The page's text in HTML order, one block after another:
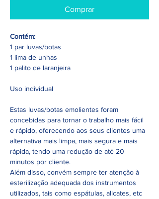
Comprar
Contém:
1 par luvas/botas
1 lima de unhas
1 palito de laranjeira
Uso individual
Estas luvas/botas emolientes foram
concebidas para tornar o trabalho mais fácil
e rápido, oferecendo aos seus clientes uma
alternativa mais limpa, mais segura e mais
rápida, tendo uma redução de até 20
minutos por cliente.
Além disso, convém sempre ter atenção à
esterilização adequada dos instrumentos
utilizados, tais como espátulas, alicates, etc